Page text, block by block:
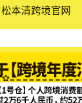
松本清跨境官网